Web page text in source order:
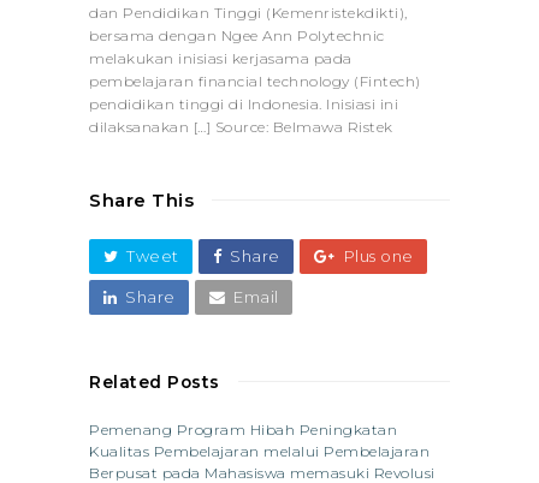
dan Pendidikan Tinggi (Kemenristekdikti),
bersama dengan Ngee Ann Polytechnic
melakukan inisiasi kerjasama pada
pembelajaran financial technology (Fintech)
pendidikan tinggi di Indonesia. Inisiasi ini
dilaksanakan […] Source: Belmawa Ristek
Share This
Tweet Share Plus one
Share Email
Related Posts
Pemenang Program Hibah Peningkatan
Kualitas Pembelajaran melalui Pembelajaran
Berpusat pada Mahasiswa memasuki Revolusi